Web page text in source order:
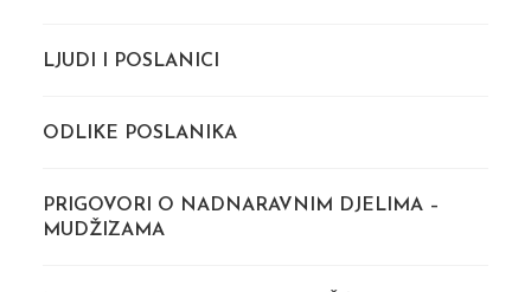
LJUDI I POSLANICI
ODLIKE POSLANIKA
PRIGOVORI O NADNARAVNIM DJELIMA –
MUDŽIZAMA